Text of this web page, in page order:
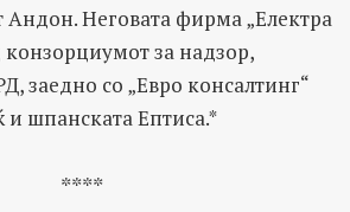
Андон. Неговата фирма „Електра
конзорциумот за надзор,
заедно со „Евро консалтинг“
и шпанската Ептиса.*
****